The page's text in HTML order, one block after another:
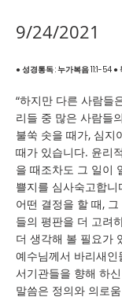
9/24/2021
● 성경통독 : 누가복음 11:1-54
“하지만 다른 사람들
리들 중 많은 사람들
불쑥 솟을 때가, 심지
때가 있습니다. 윤리
을 때조차도 그 일이
쁠지를 심사숙고합니
어떤 결정을 할 때,
들의 평판을 더 고려
더 생각해 볼 필요가
예수님께서 바리새
서기관들을 향해 하
말씀은 정의와 의로